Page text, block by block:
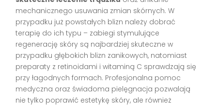
mechanicznego usuwania zmian skórnych. W
przypadku już powstałych blizn należy dobrać
terapię do ich typu – zabiegi stymulujące
regenerację skóry są najbardziej skuteczne w
przypadku głębokich blizn zanikowych, natomiast
preparaty z retinoidami i witaminą C sprawdzają się
przy łagodnych formach. Profesjonalna pomoc
medyczna oraz świadoma pielęgnacja pozwalają
nie tylko poprawić estetykę skóry, ale również